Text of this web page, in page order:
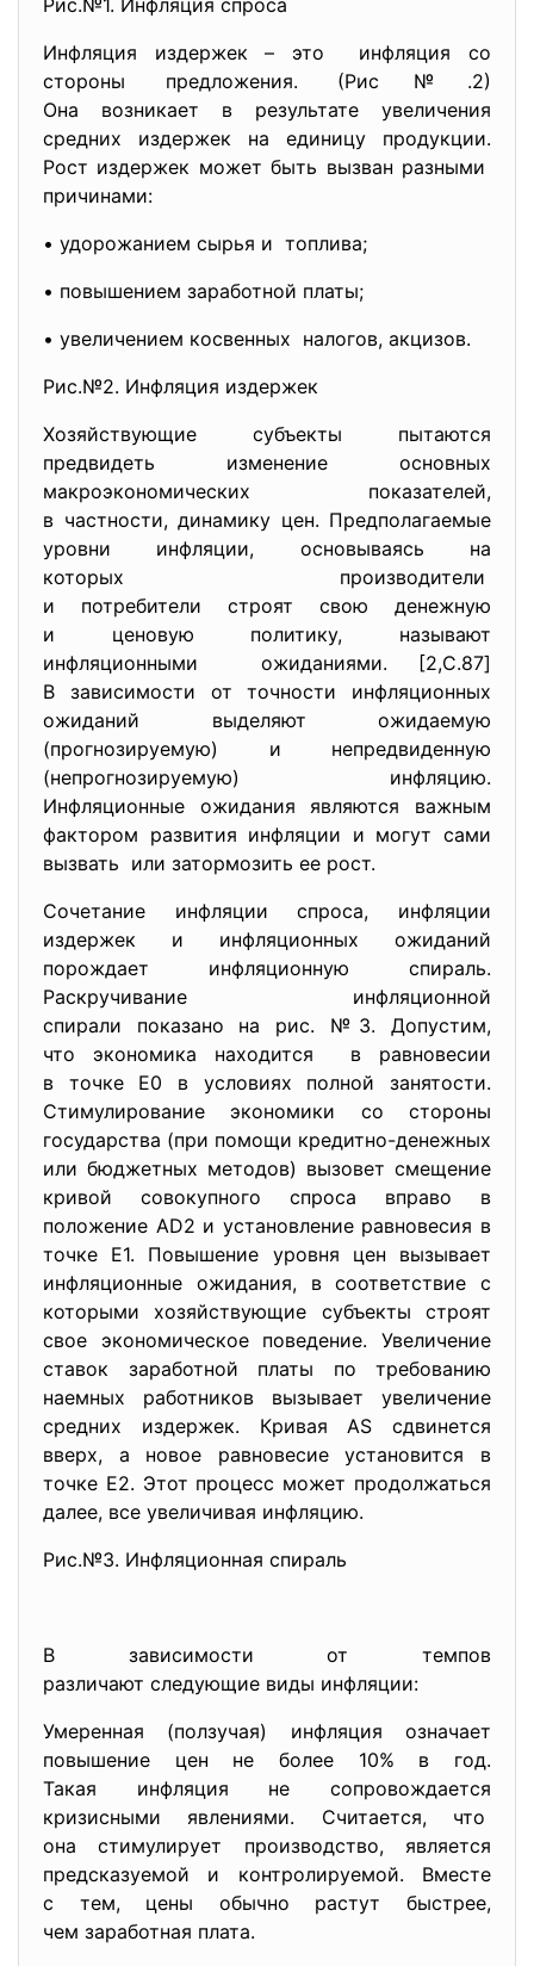
Рис.№1. Инфляция спроса
Инфляция издержек – это инфляция со
стороны предложения. (Рис№.2)
Она возникает в результате увеличения
средних издержек на единицу продукции.
Рост издержек может быть вызван разными
причинами:
• удорожанием сырья и топлива;
• повышением заработной платы;
• увеличением косвенных налогов, акцизов.
Рис.№2. Инфляция издержек
Хозяйствующие субъекты пытаются
предвидеть изменение основных
макроэкономических показателей,
в частности, динамику цен. Предполагаемые
уровни инфляции, основываясь на
которых производители
и потребители строят свою денежную
и ценовую политику, называют
инфляционными ожиданиями. [2,C.87]
В зависимости от точности инфляционных
ожиданий выделяют ожидаемую
(прогнозируемую) и непредвиденную
(непрогнозируемую) инфляцию.
Инфляционные ожидания являются важным
фактором развития инфляции и могут сами
вызвать или затормозить ее рост.
Сочетание инфляции спроса, инфляции
издержек и инфляционных ожиданий
порождает инфляционную спираль.
Раскручивание инфляционной
спирали показано на рис. №3. Допустим,
что экономика находится в равновесии
в точке Е0 в условиях полной занятости.
Стимулирование экономики со стороны
государства (при помощи кредитно-денежных
или бюджетных методов) вызовет смещение
кривой совокупного спроса вправо в
положение AD2 и установление равновесия в
точке Е1. Повышение уровня цен вызывает
инфляционные ожидания, в соответствие с
которыми хозяйствующие субъекты строят
свое экономическое поведение. Увеличение
ставок заработной платы по требованию
наемных работников вызывает увеличение
средних издержек. Кривая AS сдвинется
вверх, а новое равновесие установится в
точке Е2. Этот процесс может продолжаться
далее, все увеличивая инфляцию.
Рис.№3. Инфляционная спираль
В зависимости от темпов
различают следующие виды инфляции:
Умеренная (ползучая) инфляция означает
повышение цен не более 10% в год.
Такая инфляция не сопровождается
кризисными явлениями. Считается, что
она стимулирует производство, является
предсказуемой и контролируемой. Вместе
с тем, цены обычно растут быстрее,
чем заработная плата.